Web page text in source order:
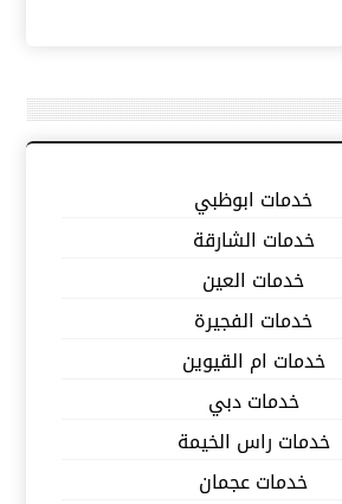
خدمات ابوظبي
خدمات الشارقة
خدمات العين
خدمات الفجيرة
خدمات ام القيوين
خدمات دبي
خدمات راس الخيمة
خدمات عجمان